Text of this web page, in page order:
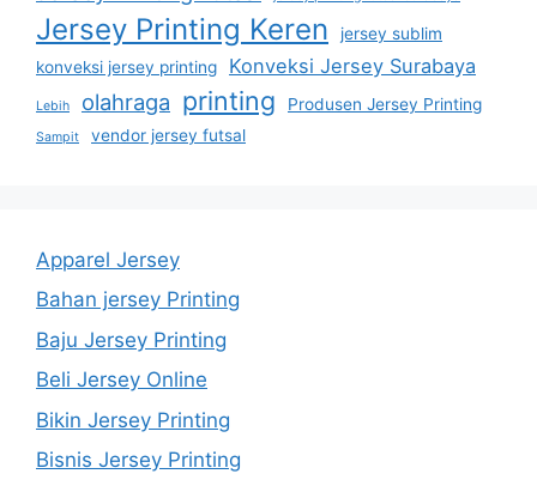
Jersey Printing Keren
jersey sublim
konveksi jersey printing
Konveksi Jersey Surabaya
Lebih olahraga printing Produsen Jersey Printing
Sampit vendor jersey futsal
Apparel Jersey
Bahan jersey Printing
Baju Jersey Printing
Beli Jersey Online
Bikin Jersey Printing
Bisnis Jersey Printing